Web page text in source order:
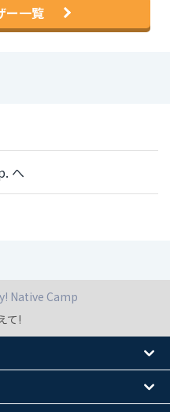
ー一覧
へ
Native Camp
て!